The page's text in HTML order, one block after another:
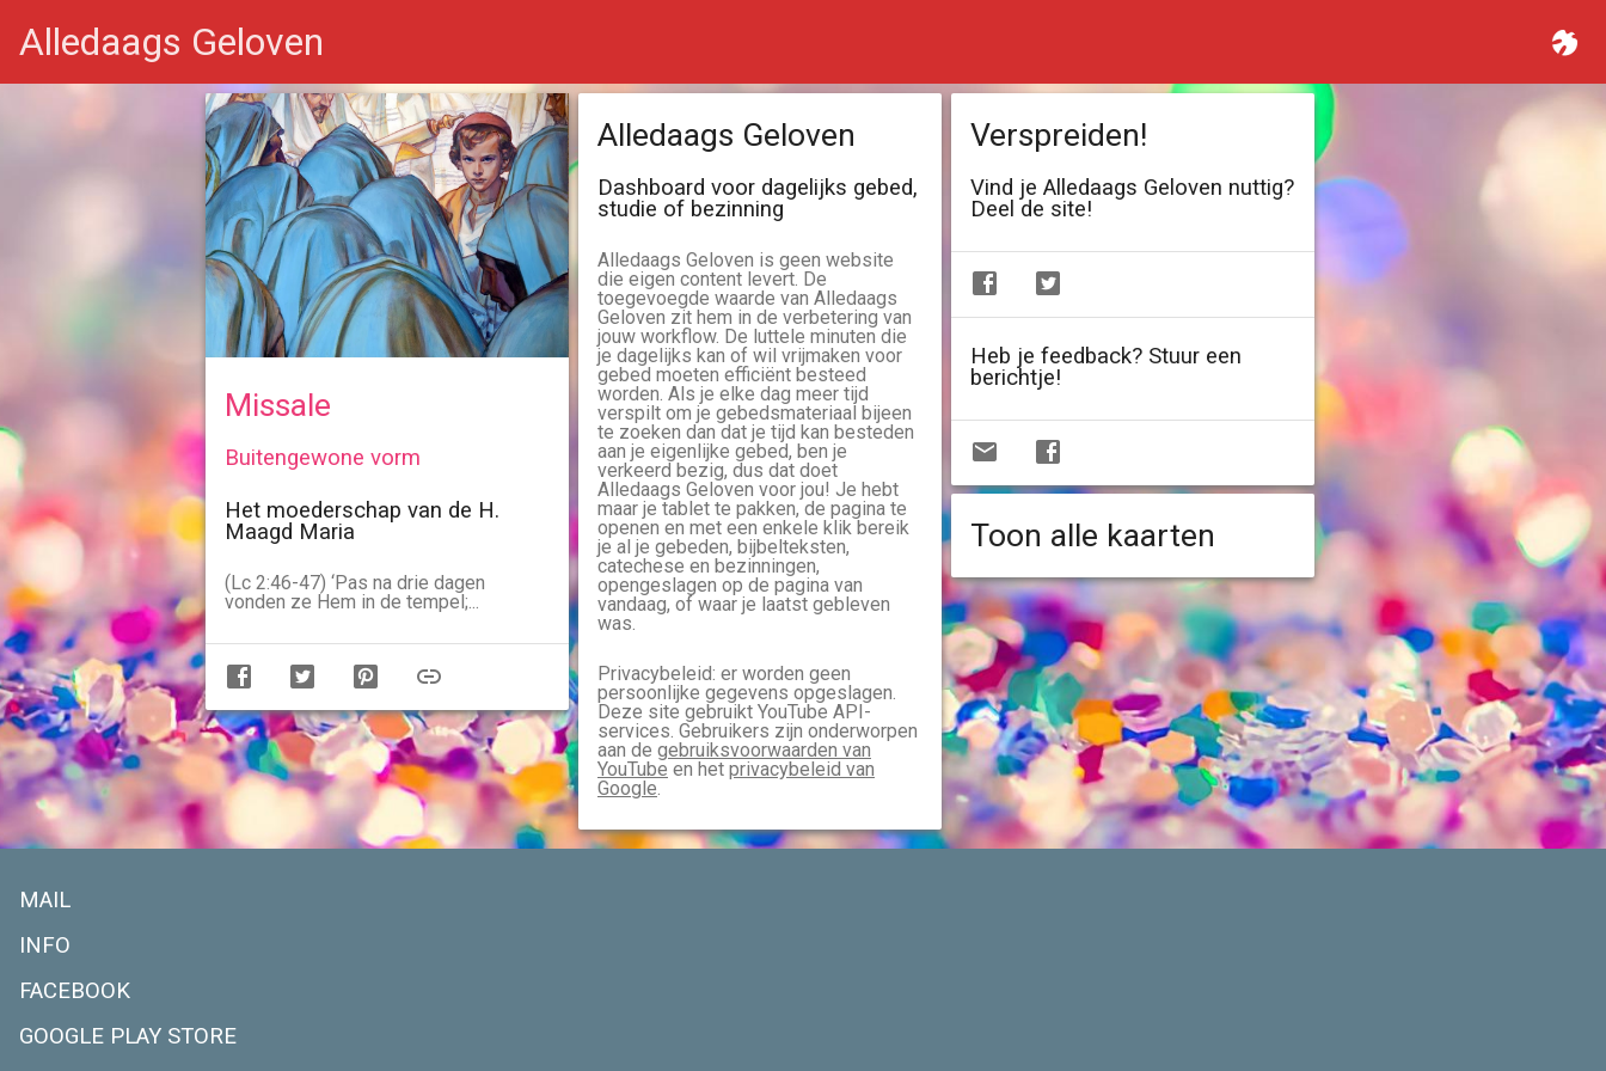
Alledaags Geloven
Missale
Buitengewone vorm
Het moederschap van de H.
Maagd Maria
(Lc 2:46-47) ‘Pas na drie dagen
vonden ze Hem in de tempel;...
Alledaags Geloven
Dashboard voor dagelijks gebed,
studie of bezinning
Alledaags Geloven is geen website
die eigen content levert. De
toegevoegde waarde van Alledaags
Geloven zit hem in de verbetering van
jouw workflow. De luttele minuten die
je dagelijks kan of wil vrijmaken voor
gebed moeten efficiënt besteed
worden. Als je elke dag meer tijd
verspilt om je gebedsmateriaal bijeen
te zoeken dan dat je tijd kan besteden
aan je eigenlijke gebed, ben je
verkeerd bezig, dus dat doet
Alledaags Geloven voor jou! Je hebt
maar je tablet te pakken, de pagina te
openen en met een enkele klik bereik
je al je gebeden, bijbelteksten,
catechese en bezinningen,
opengeslagen op de pagina van
vandaag, of waar je laatst gebleven
was.
Privacybeleid: er worden geen
persoonlijke gegevens opgeslagen.
Deze site gebruikt YouTube API-
services. Gebruikers zijn onderworpen
aan de gebruiksvoorwaarden van
YouTube en het privacybeleid van
Google.
Verspreiden!
Vind je Alledaags Geloven nuttig?
Deel de site!
Heb je feedback? Stuur een
berichtje!
Toon alle kaarten
MAIL
INFO
FACEBOOK
GOOGLE PLAY STORE